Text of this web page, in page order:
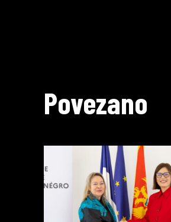
Povezano